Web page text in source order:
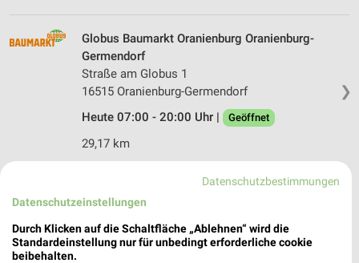
❯
Globus Baumarkt Oranienburg Oranienburg-
Germendorf
Straße am Globus 1
16515 Oranienburg-Germendorf
Heute 07:00 - 20:00 Uhr |
Geöffnet
29,17 km
Spandauer Straße 109
14612 Falkensee
Heute 07:00 - 20:00 Uhr |
Datenschutzbestimmungen
Datenschutzeinstellungen
Durch Klicken auf die Schaltfläche „Ablehnen“ wird die
Standardeinstellung nur für unbedingt erforderliche cookie
beibehalten.